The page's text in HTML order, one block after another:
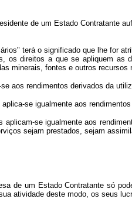
de um Estado Contratante
terá o significado que lhe for
os direitos a que se apliquem as
minerais, fontes e outros
rendimentos derivados da
se igualmente aos rendimentos
se igualmente aos
sejam prestados, sejam
um Estado Contratante só
atividade deste modo, os seus